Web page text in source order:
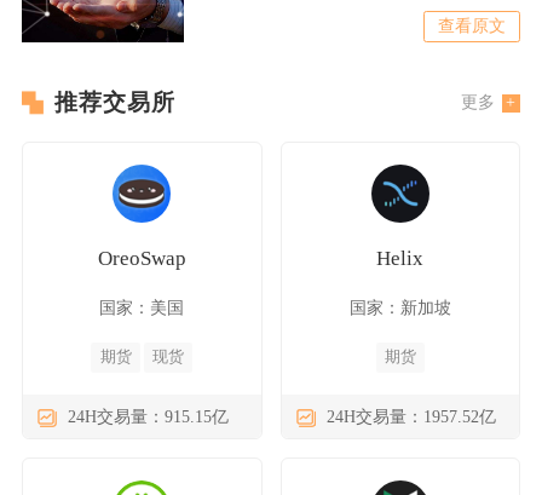
查看原文
推荐交易所 更多
OreoSwap
国家：美国
期货 现货
24H交易量：915.15亿
Helix
国家：新加坡
期货
24H交易量：1957.52亿